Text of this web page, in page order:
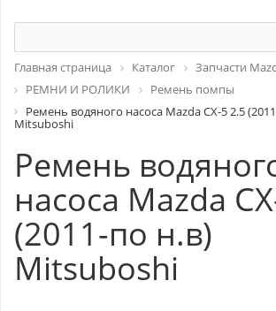
Главная страница Каталог
Запчасти
РЕМНИ И РОЛИКИ
Ремень помпы
Ремень водяного насоса Mazda CX-5 2.5
Mitsuboshi
Ремень
насоса Mazda
(2011-по н.в)
Mitsuboshi